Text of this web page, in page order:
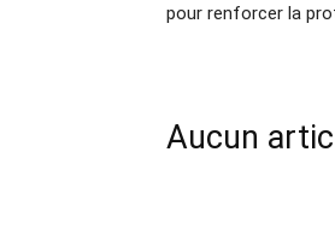
pour renforcer la
Aucun